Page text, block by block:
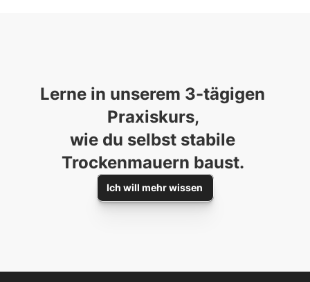
Lerne in unserem 3-tägigen
Praxiskurs,
wie du selbst stabile
Trockenmauern baust.
Ich will mehr wissen